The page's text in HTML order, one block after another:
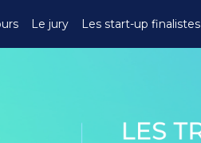
Le jury Les start-up finalistes